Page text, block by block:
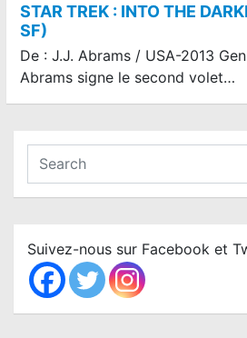
STAR TREK : INTO THE
SF)
De : J.J. Abrams / USA-2013
Abrams signe le second volet…
a
c
h
Suivez-nous sur Facebook et